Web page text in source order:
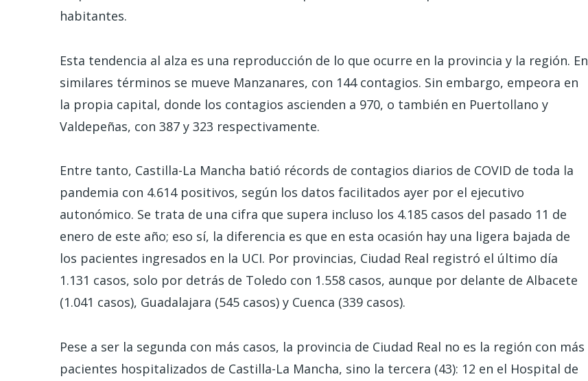
habitantes.
Esta tendencia al alza es una reproducción de lo que ocurre en la provincia y la región. En
similares términos se mueve Manzanares, con 144 contagios. Sin embargo, empeora en
la propia capital, donde los contagios ascienden a 970, o también en Puertollano y
Valdepeñas, con 387 y 323 respectivamente.
Entre tanto, Castilla-La Mancha batió récords de contagios diarios de COVID de toda la
pandemia con 4.614 positivos, según los datos facilitados ayer por el ejecutivo
autonómico. Se trata de una cifra que supera incluso los 4.185 casos del pasado 11 de
enero de este año; eso sí, la diferencia es que en esta ocasión hay una ligera bajada de
los pacientes ingresados en la UCI. Por provincias, Ciudad Real registró el último día
1.131 casos, solo por detrás de Toledo con 1.558 casos, aunque por delante de Albacete
(1.041 casos), Guadalajara (545 casos) y Cuenca (339 casos).
Pese a ser la segunda con más casos, la provincia de Ciudad Real no es la región con más
pacientes hospitalizados de Castilla-La Mancha, sino la tercera (43): 12 en el Hospital de